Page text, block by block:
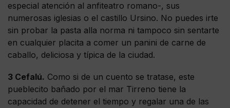
especial atención al anfiteatro romano-, sus
numerosas iglesias o el castillo Ursino. No puedes irte
sin probar la pasta alla norma ni tampoco sin sentarte
en cualquier placita a comer un panini de carne de
caballo, deliciosa y típica de la ciudad.
3 Cefalú. Como si de un cuento se tratase, este
pueblecito bañado por el mar Tirreno tiene la
capacidad de detener el tiempo y regalar una de las